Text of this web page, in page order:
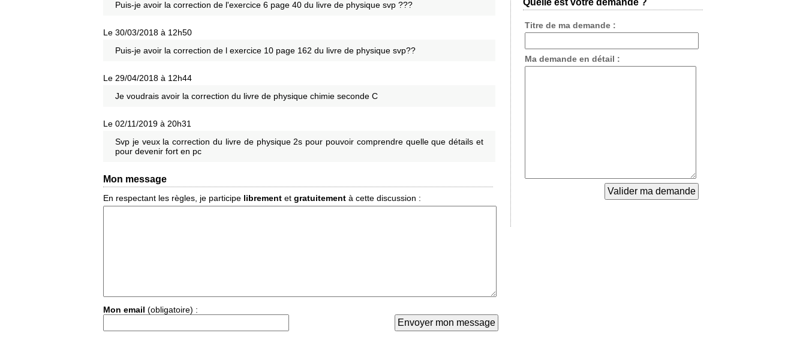
Puis-je avoir la correction de l'exercice 6 page 40 du livre de physique svp ???
Le 30/03/2018 à 12h50
Puis-je avoir la correction de l exercice 10 page 162 du livre de physique svp??
Le 29/04/2018 à 12h44
Je voudrais avoir la correction du livre de physique chimie seconde C
Le 02/11/2019 à 20h31
Svp je veux la correction du livre de physique 2s pour pouvoir comprendre quelle que détails et
pour devenir fort en pc
Mon message
En respectant les règles, je participe librement et gratuitement à cette discussion :
Mon email (obligatoire) :
Quelle est votre demande ?
Titre de ma demande :
Ma demande en détail :